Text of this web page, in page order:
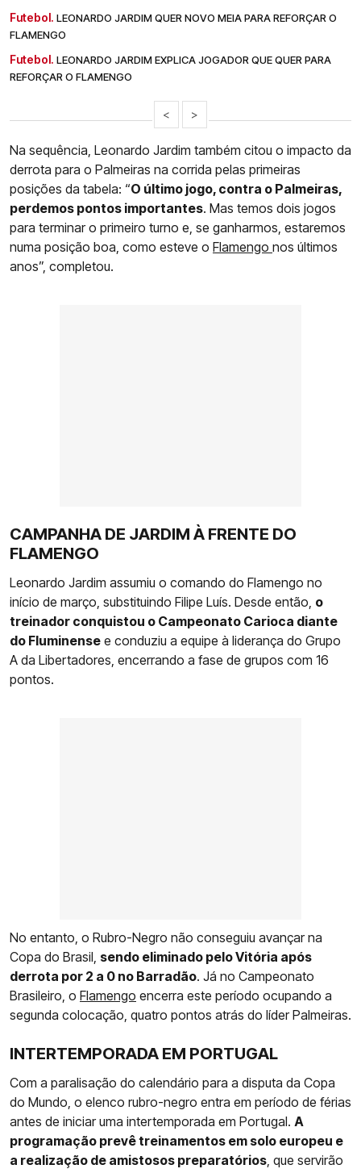
Futebol. LEONARDO JARDIM QUER NOVO MEIA PARA REFORÇAR O
FLAMENGO
Futebol. LEONARDO JARDIM EXPLICA JOGADOR QUE QUER PARA
REFORÇAR O FLAMENGO
< >
Na sequência, Leonardo Jardim também citou o impacto da
derrota para o Palmeiras na corrida pelas primeiras
posições da tabela: “O último jogo, contra o Palmeiras,
perdemos pontos importantes. Mas temos dois jogos
para terminar o primeiro turno e, se ganharmos, estaremos
numa posição boa, como esteve o Flamengo nos últimos
anos”, completou.
CAMPANHA DE JARDIM À FRENTE DO
FLAMENGO
Leonardo Jardim assumiu o comando do Flamengo no
início de março, substituindo Filipe Luís. Desde então, o
treinador conquistou o Campeonato Carioca diante
do Fluminense e conduziu a equipe à liderança do Grupo
A da Libertadores, encerrando a fase de grupos com 16
pontos.
No entanto, o Rubro-Negro não conseguiu avançar na
Copa do Brasil, sendo eliminado pelo Vitória após
derrota por 2 a 0 no Barradão. Já no Campeonato
Brasileiro, o Flamengo encerra este período ocupando a
segunda colocação, quatro pontos atrás do líder Palmeiras.
INTERTEMPORADA EM PORTUGAL
Com a paralisação do calendário para a disputa da Copa
do Mundo, o elenco rubro-negro entra em período de férias
antes de iniciar uma intertemporada em Portugal. A
programação prevê treinamentos em solo europeu e
a realização de amistosos preparatórios , que servirão